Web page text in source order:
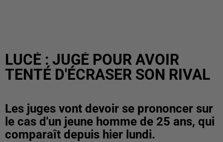
LUCÉ : JUGÉ POUR AVOIR
TENTÉ D'ÉCRASER SON RIVAL
Les juges vont devoir se prononcer sur
le cas d'un jeune homme de 25 ans, qui
comparaît depuis hier lundi.